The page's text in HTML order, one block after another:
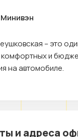
Минивэн
– это
комфортных и
на автомобиле.
и адреса